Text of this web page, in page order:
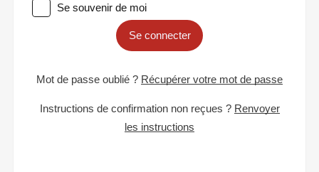
Se souvenir de moi
Se connecter
Mot de passe oublié ? Récupérer votre mot de passe
Instructions de confirmation non reçues ? Renvoyer
les instructions